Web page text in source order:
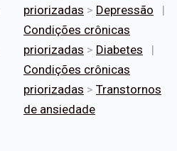
priorizadas > Depressão
|
Condições crônicas
priorizadas > Diabetes
|
Condições crônicas
priorizadas > Transtornos
de ansiedade